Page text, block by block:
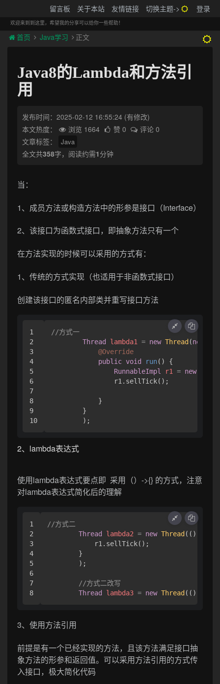
留言板 关于本站 友情链接 切换主题-> 登录
欢迎来到到这里，希望我的分享可以给你一些帮助！
首页 Java学习 正文
Java8的Lambda和方法引
用
发布时间：2025-02-12 16:55:24 (有修改)
本文热度：
浏览 1664 赞 0
评论 0
文章标签：
Java
全文共358字，阅读约需1分钟
当：
1、成员方法或构造方法中的形参是接口（Interface）
2、该接口为函数式接口，即抽象方法只有一个
在方法实现的时候可以采用的方式有：
1、传统的方式实现（也适用于非函数式接口）
创建该接口的匿名内部类并重写接口方法
1
2
3
4
5
6
7
8
9
//方式一
Thread
lambda1 = new Thread(new
@Override
public void run()
{
RunnableImpl
r1 = new
                r1.sellTick();
            }
        }
        );
2、lambda表达式
使用lambda表达式要点即 采用（）->{} 的方式，注意
对lambda表达式简化后的理解
1
2
3
4
5
6
7
//方式二
Thread
lambda2 = new Thread (() -> {
            r1.sellTick();
        }
        );
//方式二改写
Thread
lambda3 = new Thread (() ->
3、使用方法引用
前提是有一个已经实现的方法，且该方法满足接口抽
象方法的形参和返回值。可以采用方法引用的方式传
入接口，极大简化代码